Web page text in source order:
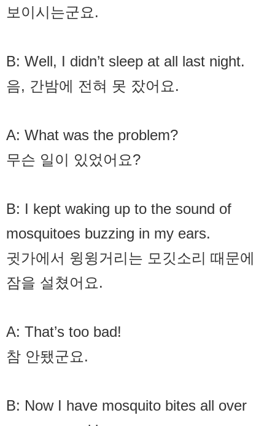
보이시는군요.
B: Well, I didn’t sleep at all last night.
음, 간밤에 전혀 못 잤어요.
A: What was the problem?
무슨 일이 있었어요?
B: I kept waking up to the sound of
mosquitoes buzzing in my ears.
귓가에서 윙윙거리는 모깃소리 때문에
잠을 설쳤어요.
A: That’s too bad!
참 안됐군요.
B: Now I have mosquito bites all over